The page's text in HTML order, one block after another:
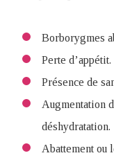
Borborygmes
Perte d’appétit.
Présence de
Augmentation
déshydratation.
Abattement ou